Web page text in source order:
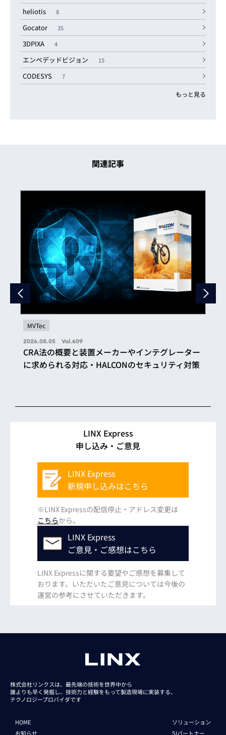
heliotis 8
Gocator 35
3DPIXA 4
エンベデッドビジョン 15
CODESYS 7
もっと見る
関連記事
MVTec
2026.08.05 Vol.609
CRA法の概要と装置メーカーやインテグレーター
に求められる対応・HALCONのセキュリティ対策
LINX Express
申し込み・ご意見
LINX Express
新規申し込みはこちら
※LINX Expressの配信停止・アドレス変更は
こちらから。
LINX Express
ご意見・ご感想はこちら
LINX Expressに関する要望やご感想を募集して
おります。いただいたご意見については今後の
運営の参考にさせていただきます。
株式会社リンクスは、最先端の技術を世界中から
誰よりも早く発掘し、技術力と経験をもって製造現場に実装する、
テクノロジープロバイダです
HOME
お知らせ
ソリューション
SIパートナー